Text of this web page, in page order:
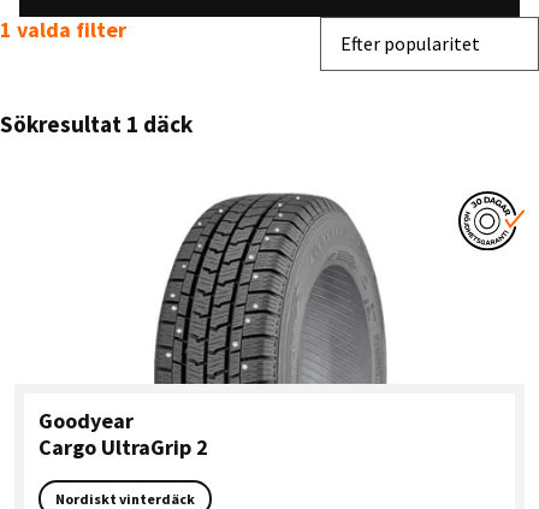
Efter popularitet
Sökresultat 1 däck
1 valda filter
Goodyear
Cargo UltraGrip 2
Nordiskt vinterdäck